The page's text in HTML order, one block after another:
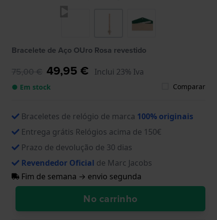
Bracelete de Aço OUro Rosa revestido
75,00 € 49,95 € Inclui 23% Iva
● Em stock Comparar
Braceletes de relógio de marca 100% originais
Entrega grátis Relógios acima de 150€
Prazo de devolução de 30 dias
Revendedor Oficial de Marc Jacobs
Fim de semana → envio segunda
No carrinho